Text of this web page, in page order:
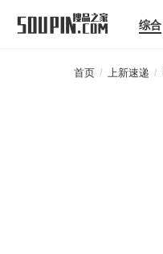
综合
首页 / 上新速递 /